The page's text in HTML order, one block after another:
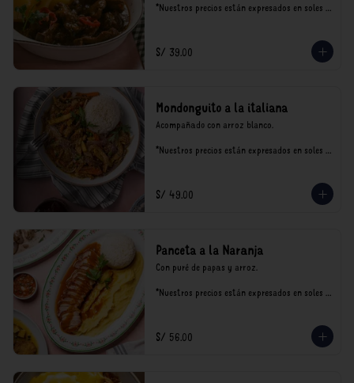
*Nuestros precios están expresados en soles e
S/ 39.00
Mondonguito a la italiana
Acompañado con arroz blanco.
*Nuestros precios están expresados en soles e
S/ 49.00
Panceta a la Naranja
Con puré de papas y arroz.
*Nuestros precios están expresados en soles e
S/ 56.00